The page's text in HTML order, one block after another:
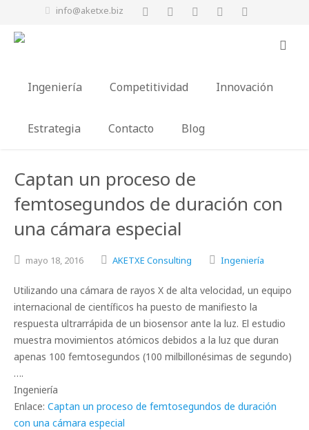
info@aketxe.biz
Ingeniería Competitividad Innovación
Estrategia Contacto Blog
Captan un proceso de
femtosegundos de duración con
una cámara especial
mayo 18, 2016 AKETXE Consulting Ingeniería
Utilizando una cámara de rayos X de alta velocidad, un equipo
internacional de científicos ha puesto de manifiesto la
respuesta ultrarrápida de un biosensor ante la luz. El estudio
muestra movimientos atómicos debidos a la luz que duran
apenas 100 femtosegundos (100 milbillonésimas de segundo)
….
Ingeniería
Enlace: Captan un proceso de femtosegundos de duración
con una cámara especial